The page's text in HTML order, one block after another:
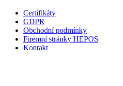
Certifikáty
GDPR
Obchodní podmínky
Firemní stránky HEPOS
Kontakt